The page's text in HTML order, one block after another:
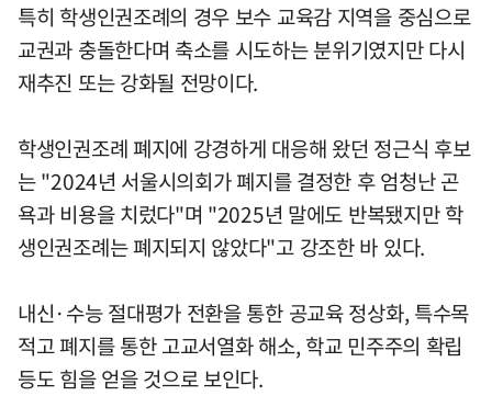
특히 학생인권조례의 경우 보수 교육감 지역을 중심으로
교권과 충돌한다며 축소를 시도하는 분위기였지만 다시
재추진 또는 강화될 전망이다.
학생인권조례 폐지에 강경하게 대응해 왔던 정근식 후보
는 "2024년 서울시의회가 폐지를 결정한 후 엄청난 곤
욕과 비용을 치렀다"며 "2025년 말에도 반복됐지만 학
생인권조례는 폐지되지 않았다"고 강조한 바 있다.
내신·수능 절대평가 전환을 통한 공교육 정상화, 특수목
적고 폐지를 통한 고교서열화 해소, 학교 민주주의 확립
등도 힘을 얻을 것으로 보인다.